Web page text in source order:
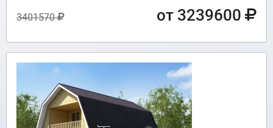
3401570 от 3239600